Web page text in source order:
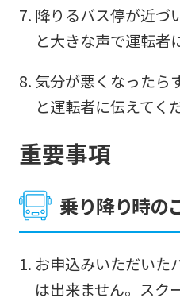
降りるバス停が近づ
と大きな声で運転者
気分が悪くなったら
と運転者に伝えてく
重要事項
乗り降り時の
お申込みいただいた
は出来ません。スク